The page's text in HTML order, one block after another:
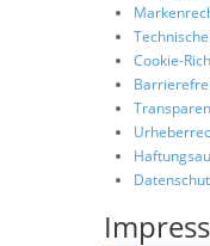
Cookie-